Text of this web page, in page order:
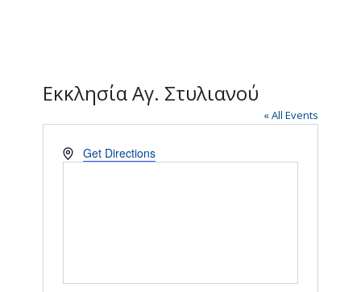
Εκκλησία Αγ. Στυλιανού
« All Events
AddressGet Directions